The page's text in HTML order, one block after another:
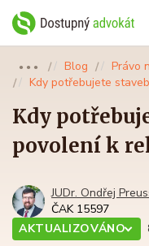
●●● Blog
Právo
Kdy potřebujete
Kdy
povolení k
JUDr. Ondřej
ČAK 15597
AKTUALIZOVÁNO